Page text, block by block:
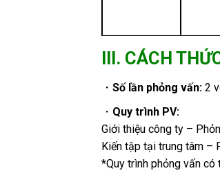
III. CÁCH
・ Số lần phỏng vấn: 2
・ Quy trình PV:
Giới thiệu công ty –
Kiến tập tại trung tâm –
*Quy trình phỏng vấn có